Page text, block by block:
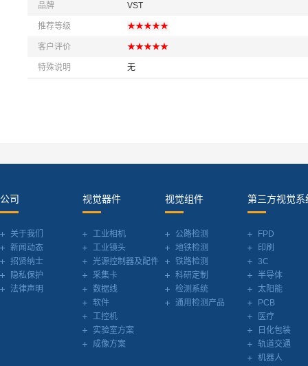
品牌 VST
推荐等级 ★★★★★
客户评价 ★★★★★
特殊说明 无
公司
关于我们
新闻动态
招贤纳士
隐私保护
法律声明
视觉器件
工业相机
工业镜头
光源控制器及配件
采集卡
数据线
软件
工控机
实验室方案
成像方案
视觉组件
公路检测
地铁检测
铁路检测
科研定制
检测系统
通用检测产品
第三方视觉系
FPD
印刷
3C
半导体
太阳能
PCB
医疗
日化包装
轨道交通
机器人